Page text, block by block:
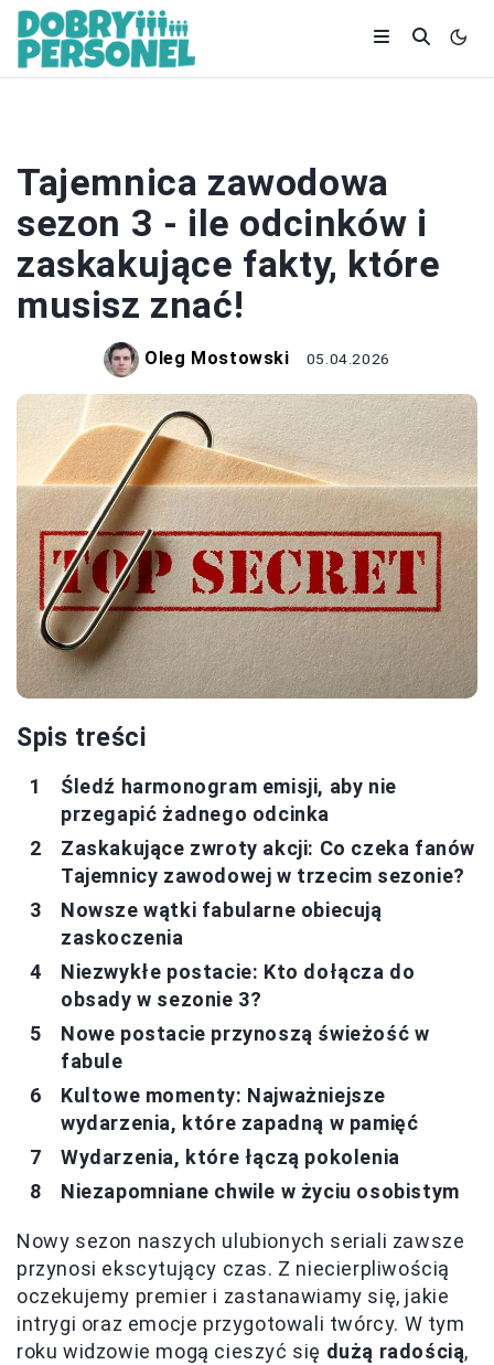
Tajemnica zawodowa
sezon 3 - ile odcinków i
zaskakujące fakty, które
musisz znać!
Oleg Mostowski 05.04.2026
Spis treści
Śledź harmonogram emisji, aby nie
przegapić żadnego odcinka
Zaskakujące zwroty akcji: Co czeka fanów
Tajemnicy zawodowej w trzecim sezonie?
Nowsze wątki fabularne obiecują
zaskoczenia
Niezwykłe postacie: Kto dołącza do
obsady w sezonie 3?
Nowe postacie przynoszą świeżość w
fabule
Kultowe momenty: Najważniejsze
wydarzenia, które zapadną w pamięć
Wydarzenia, które łączą pokolenia
Niezapomniane chwile w życiu osobistym
Nowy sezon naszych ulubionych seriali zawsze
przynosi ekscytujący czas. Z niecierpliwością
oczekujemy premier i zastanawiamy się, jakie
intrygi oraz emocje przygotowali twórcy. W tym
roku widzowie mogą cieszyć się dużą radością,